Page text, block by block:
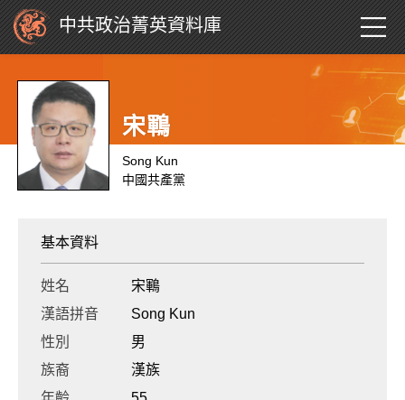
中共政治菁英資料庫
宋鶤
Song Kun
中國共產黨
基本資料
姓名
宋鶤
漢語拼音
Song Kun
性別
男
族裔
漢族